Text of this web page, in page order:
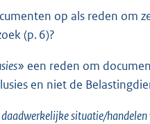
op als reden om
(p. 6)?
» een reden om
en niet de
daadwerkelijke situatie/